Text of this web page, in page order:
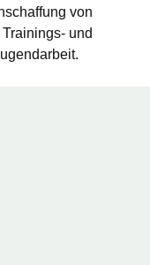
von
und